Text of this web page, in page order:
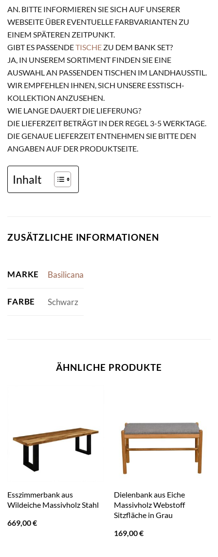
AN. BITTE INFORMIEREN SIE SICH AUF UNSERER
WEBSEITE ÜBER EVENTUELLE FARBVARIANTEN ZU
EINEM SPÄTEREN ZEITPUNKT.
GIBT ES PASSENDETISCHE ZU DEM BANK SET?
JA, IN UNSEREM SORTIMENT FINDEN SIE EINE
AUSWAHL AN PASSENDEN TISCHEN IM LANDHAUSSTIL.
WIR EMPFEHLEN IHNEN, SICH UNSERE ESSTISCH-
KOLLEKTION ANZUSEHEN.
WIE LANGE DAUERT DIE LIEFERUNG?
DIE LIEFERZEIT BETRÄGT IN DER REGEL 3-5 WERKTAGE.
DIE GENAUE LIEFERZEIT ENTNEHMEN SIE BITTE DEN
ANGABEN AUF DER PRODUKTSEITE.
Inhalt
ZUSÄTZLICHE INFORMATIONEN
MARKE Basilicana
FARBE Schwarz
ÄHNLICHE PRODUKTE
Esszimmerbank aus
Wildeiche Massivholz Stahl
669,00€
Dielenbank aus Eiche
Massivholz Webstoff
Sitzfläche in Grau
169,00€